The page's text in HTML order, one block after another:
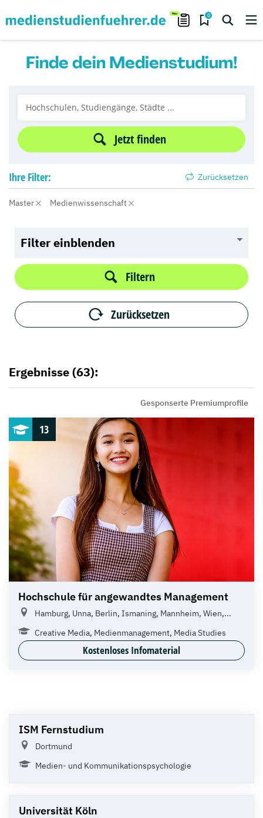
0
Finde dein Medienstudium!
Jetzt finden
Ihre Filter: Zurücksetzen
Master Medienwissenschaft
Filter einblenden
Filtern
Zurücksetzen
Ergebnisse (63):
Gesponserte Premiumprofile
13
Hochschule für angewandtes Management
Hamburg, Unna, Berlin, Ismaning, Mannheim, Wien,...
Creative Media, Medienmanagement, Media Studies
Kostenloses Infomaterial
ISM Fernstudium
Dortmund
Medien- und Kommunikationspsychologie
Universität Köln